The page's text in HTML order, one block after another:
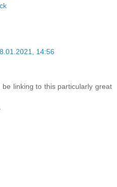
14:56
linking to this particularly great